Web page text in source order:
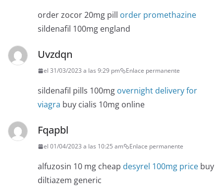
order zocor 20mg pill order promethazine
sildenafil 100mg england
Uvzdqn
el 31/03/2023 a las 9:29 pm Enlace permanente
sildenafil pills 100mg overnight delivery for
viagra buy cialis 10mg online
Fqapbl
el 01/04/2023 a las 10:25 am Enlace permanente
alfuzosin 10 mg cheap desyrel 100mg price buy
diltiazem generic